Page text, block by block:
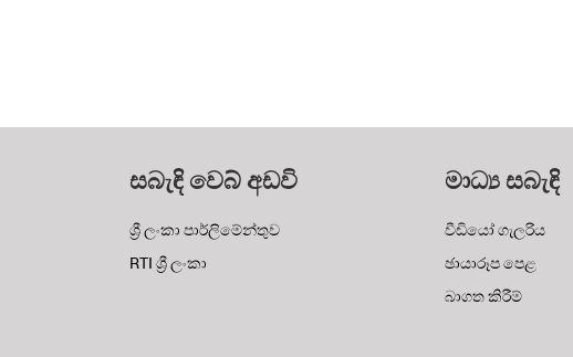
සබැඳි වෙබ් අඩවි
ශ්‍රී ලංකා පාර්ලිමේන්තුව
RTI ශ්‍රී ලංකා
මාධ්‍ය සබැඳි
වීඩියෝ ගැලරිය
ඡායාරූප පෙළ
බාගත කිරීම්